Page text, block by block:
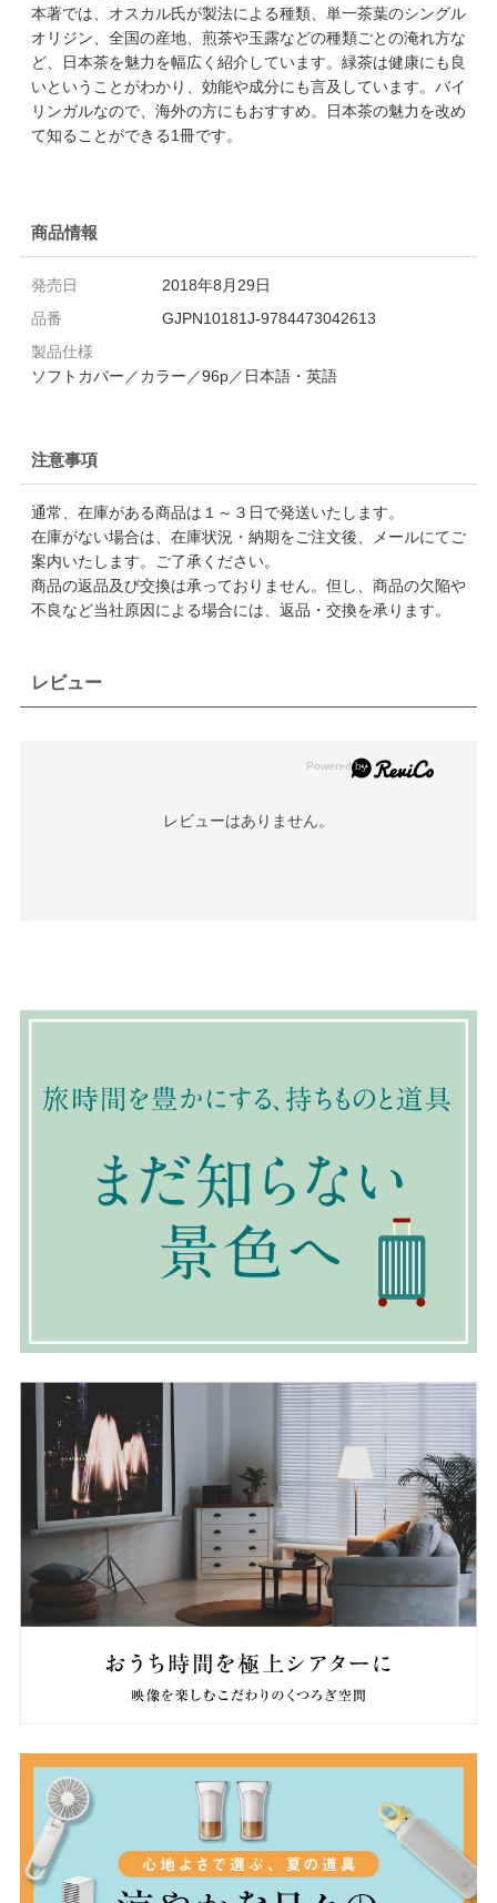
本著では、オスカル氏が製法による種類、単一茶葉のシングル
オリジン、全国の産地、煎茶や玉露などの種類ごとの淹れ方な
ど、日本茶を魅力を幅広く紹介しています。緑茶は健康にも良
いということがわかり、効能や成分にも言及しています。バイ
リンガルなので、海外の方にもおすすめ。日本茶の魅力を改め
て知ることができる1冊です。
商品情報
発売日
2018年8月29日
品番
GJPN10181J-9784473042613
製品仕様
ソフトカバー／カラー／96p／日本語・英語
注意事項
通常、在庫がある商品は１～３日で発送いたします。
在庫がない場合は、在庫状況・納期をご注文後、メールにてご
案内いたします。ご了承ください。
商品の返品及び交換は承っておりません。但し、商品の欠陥や
不良など当社原因による場合には、返品・交換を承ります。
レビュー
レビューはありません。